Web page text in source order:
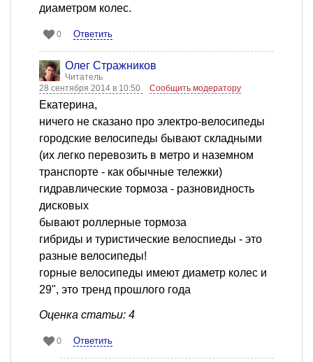
диаметром колес.
0 Ответить
Олег Стражников
Читатель
28 сентября 2014 в 10:50
Сообщить модератору
Екатерина,
ничего не сказано про электро-велосипеды
городские велосипеды бывают складными
(их легко перевозить в метро и наземном
транспорте - как обычные тележки)
гидравлические тормоза - разновидность
дисковых
бывают роллерные тормоза
гибриды и туристические велоспиеды - это
разные велосипеды!
горные велосипеды имеют диаметр колес и
29", это тренд прошлого года
Оценка статьи: 4
0 Ответить